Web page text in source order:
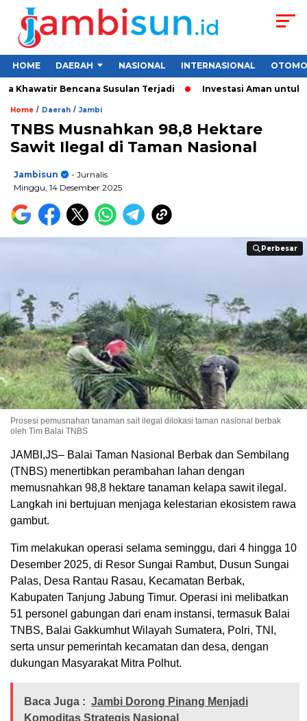
HOME DAERAH NASIONAL INTERNASIONAL
Bencana Susulan Terjadi Investasi Aman untuk
Home / Daerah / Jambi
TNBS Musnahkan 98,8 Hektare
Sawit Ilegal di Taman Nasional
Jambisun
- Jurnalis
Minggu, 14 Desember 2025
Perbesar
Perbesar
Prosesi pemusnahan tanaman sait ilegal dilokasi taman nasional berbak
oleh Tim Balai TNBS
JAMBI,JS– Balai Taman Nasional Berbak dan Sembilang
(TNBS) menertibkan perambahan lahan dengan
memusnahkan 98,8 hektare tanaman kelapa sawit ilegal.
Langkah ini bertujuan menjaga kelestarian ekosistem rawa
gambut.
Tim melakukan operasi selama seminggu, dari 4 hingga 10
Desember 2025, di Resor Sungai Rambut, Dusun Sungai
Palas, Desa Rantau Rasau, Kecamatan Berbak,
Kabupaten Tanjung Jabung Timur. Operasi ini melibatkan
51 personel gabungan dari enam instansi, termasuk Balai
TNBS, Balai Gakkumhut Wilayah Sumatera, Polri, TNI,
serta unsur pemerintah kecamatan dan desa, dengan
dukungan Masyarakat Mitra Polhut.
Baca Juga : Jambi Dorong Pinang Menjadi
Komoditas Strategis Nasional